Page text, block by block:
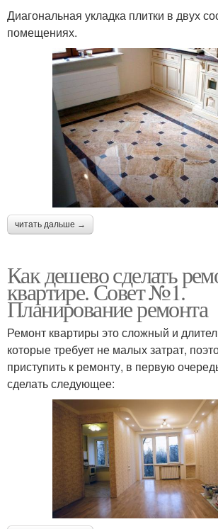
Диагональная укладка плитки в двух
помещениях.
читать дальше →
Как дешево сделать
квартире. Совет №1.
Планирование ремонта
Ремонт квартиры это сложный и
которые требует не малых затрат,
приступить к ремонту, в первую
сделать следующее: